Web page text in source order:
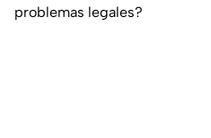
problemas legales?